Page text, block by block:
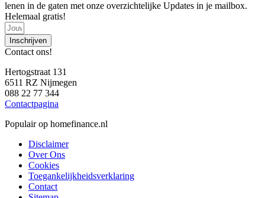
lenen in de gaten met onze overzichtelijke Updates in je mailbox.
Helemaal gratis!
Inschrijven
Contact ons!
Hertogstraat 131
6511 RZ Nijmegen
088 22 77 344
Contactpagina
Populair op homefinance.nl
Disclaimer
Over Ons
Cookies
Toegankelijkheidsverklaring
Contact